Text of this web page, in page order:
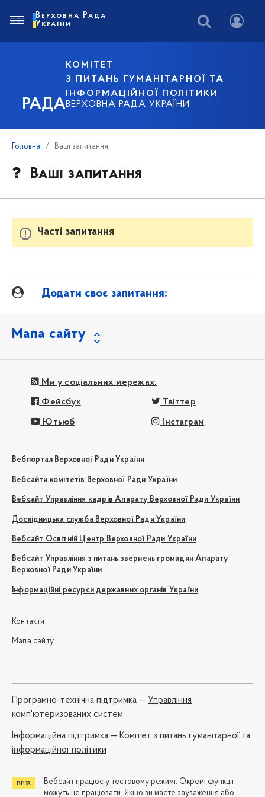
РАДА
КОМІТЕТ
З ПИТАНЬ ГУМАНІТАРНОЇ ТА
ІНФОРМАЦІЙНОЇ ПОЛІТИКИ
ВЕРХОВНА РАДА УКРАЇНИ
Верховна Рада
України
Головна Ваші запитання
Ваші запитання
Часті запитання
Додати своє запитання:
Мапа сайту
Ми у соціальних мережах:
Фейсбук Твіттер
Ютьюб Інстаграм
Вебпортал Верховної Ради України
Вебсайти комітетів Верховної Ради України
Вебсайт Управління кадрів Апарату Верховної Ради України
Дослідницька служба Верховної Ради України
Вебсайт Освітній Центр Верховної Ради України
Вебсайт Управління з питань звернень громадян Апарату
Верховної Ради України
Інформаційні ресурси державних органів України
Контакти
Мапа сайту
Програмно-технічна підтримка — Управління
комп'ютеризованих систем
Iнформаційна підтримка — Комітет з питань гуманітарної та
інформаційної політики
Вебсайт працює у тестовому режимі. Окремі функції
можуть не працювати. Якщо ви маєте зауваження або